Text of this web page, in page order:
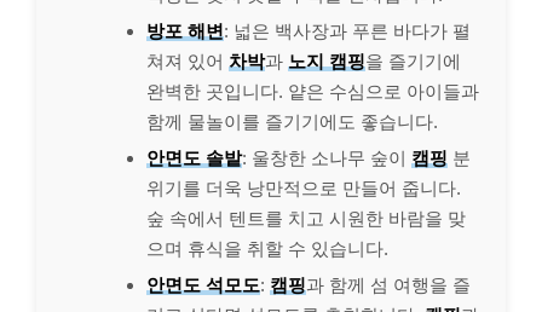
방포 해변: 넓은 백사장과 푸른 바다가 펼
쳐져 있어 차박과 노지 캠핑을 즐기기에
완벽한 곳입니다. 얕은 수심으로 아이들과
함께 물놀이를 즐기기에도 좋습니다.
안면도 솔밭: 울창한 소나무 숲이 캠핑 분
위기를 더욱 낭만적으로 만들어 줍니다.
숲 속에서 텐트를 치고 시원한 바람을 맞
으며 휴식을 취할 수 있습니다.
안면도 석모도: 캠핑과 함께 섬 여행을 즐